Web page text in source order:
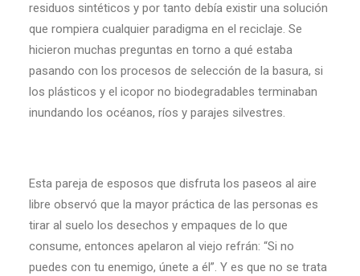
residuos sintéticos y por tanto debía existir una solución
que rompiera cualquier paradigma en el reciclaje. Se
hicieron muchas preguntas en torno a qué estaba
pasando con los procesos de selección de la basura, si
los plásticos y el icopor no biodegradables terminaban
inundando los océanos, ríos y parajes silvestres.
Esta pareja de esposos que disfruta los paseos al aire
libre observó que la mayor práctica de las personas es
tirar al suelo los desechos y empaques de lo que
consume, entonces apelaron al viejo refrán: “Si no
puedes con tu enemigo, únete a él”. Y es que no se trata